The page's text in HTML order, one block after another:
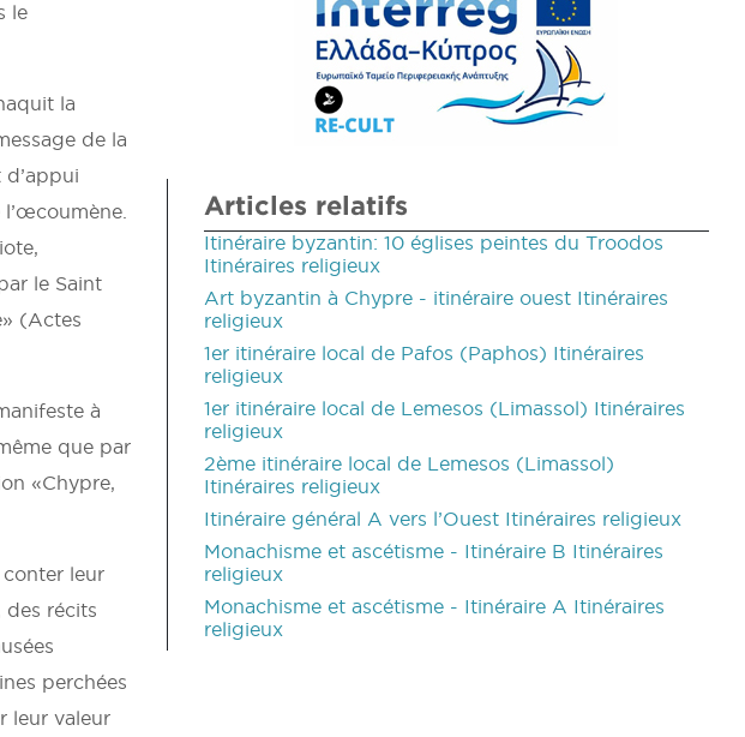
le
la
de la
le Saint
(Actes
à
que par
«Chypre,
conter leur
des récits
perchées
leur valeur
Articles relatifs
Itinéraire byzantin: 10 églises peintes du Troodos
Itinéraires religieux
Art byzantin à Chypre - itinéraire ouest Itinéraires
religieux
1er itinéraire local de Pafos (Paphos) Itinéraires
religieux
1er itinéraire local de Lemesos (Limassol) Itinéraires
religieux
2ème itinéraire local de Lemesos (Limassol)
Itinéraires religieux
Itinéraire général A vers l’Ouest Itinéraires religieux
Monachisme et ascétisme - Itinéraire B Itinéraires
religieux
Monachisme et ascétisme - Itinéraire A Itinéraires
religieux